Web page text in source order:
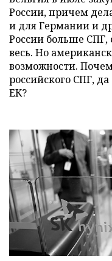
России, причем
и для Германии и
России больше
весь. Но
возможности.
российского СПГ,
ЕК?